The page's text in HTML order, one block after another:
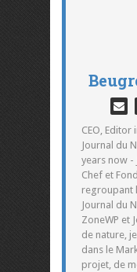
CEO, Editor
Journal du
years now -
Chef et
regroupant
Journal du
ZoneWP et
de nature,
dans le
projet, de